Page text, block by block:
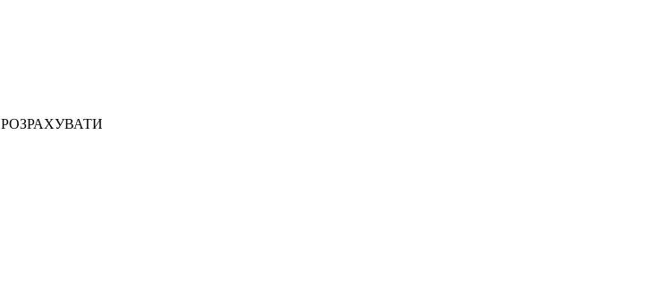
РОЗРАХУВАТИ